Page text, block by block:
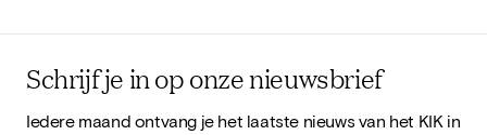
Schrijf je in op onze nieuwsbrief
Iedere maand ontvang je het laatste nieuws van het KIK in